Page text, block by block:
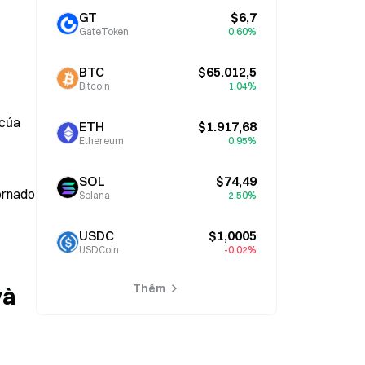
GT
GateToken
$6,7
0,60%
BTC
Bitcoin
$65.012,5
1,04%
ETH
Ethereum
$1.917,68
0,95%
SOL
Solana
$74,49
2,50%
USDC
USDCoin
$1,0005
-0,02%
Thêm